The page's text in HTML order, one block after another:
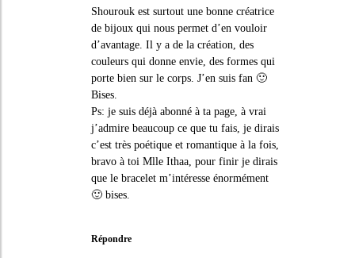
Shourouk est surtout une bonne créatrice
de bijoux qui nous permet d’en vouloir
d’avantage. Il y a de la création, des
couleurs qui donne envie, des formes qui
porte bien sur le corps. J’en suis fan 🙂
Bises.
Ps: je suis déjà abonné à ta page, à vrai
j’admire beaucoup ce que tu fais, je dirais
c’est très poétique et romantique à la fois,
bravo à toi Mlle Ithaa, pour finir je dirais
que le bracelet m’intéresse énormément
🙂 bises.
Répondre